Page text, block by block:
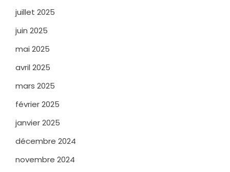
juillet 2025
juin 2025
mai 2025
avril 2025
mars 2025
février 2025
janvier 2025
décembre 2024
novembre 2024